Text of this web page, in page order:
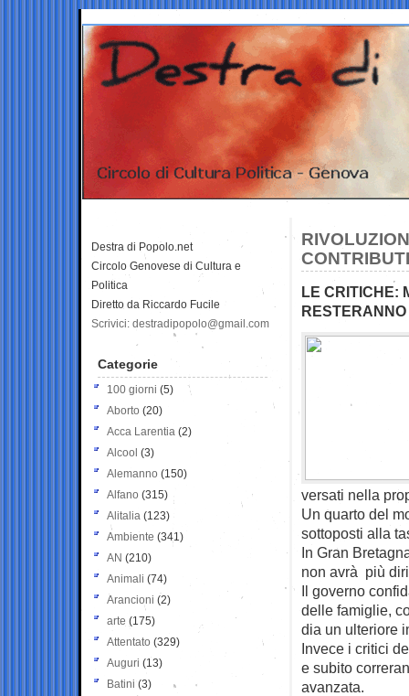
LE CRITICHE:
versati nella
Un quarto del
sottoposti alla
In Gran
non avrà più
Il governo
delle famiglie,
dia un ulteriore
Invece i critici
e subito
avanzata.
Destra di Popolo.net
Circolo Genovese di Cultura e
Politica
Diretto da Riccardo Fucile
Scrivici: destradipopolo@gmail.com
Categorie
100 giorni (5)
Aborto (20)
Acca Larentia (2)
Alcool (3)
Alemanno (150)
Alfano (315)
Alitalia (123)
Ambiente (341)
AN (210)
Animali (74)
Arancioni (2)
arte (175)
Attentato (329)
Auguri (13)
Batini (3)